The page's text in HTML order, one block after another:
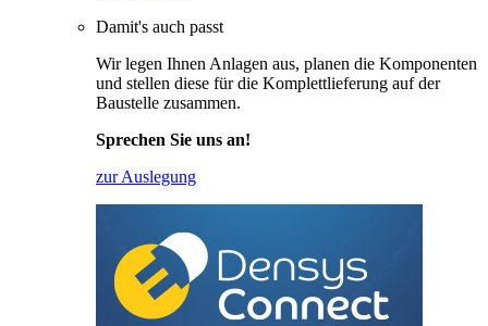
Damit's auch passt
Wir legen Ihnen Anlagen aus, planen die Komponenten
und stellen diese für die Komplettlieferung auf der
Baustelle zusammen.
Sprechen Sie uns an!
zur Auslegung